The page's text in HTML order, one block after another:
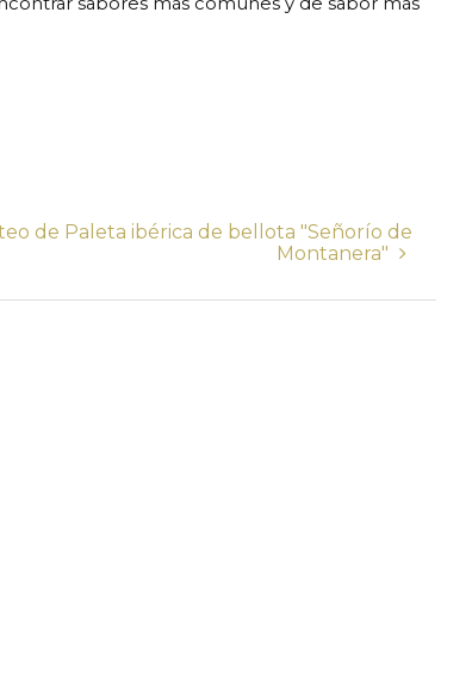
de Paleta ibérica de bellota "Señorío de
Montanera"